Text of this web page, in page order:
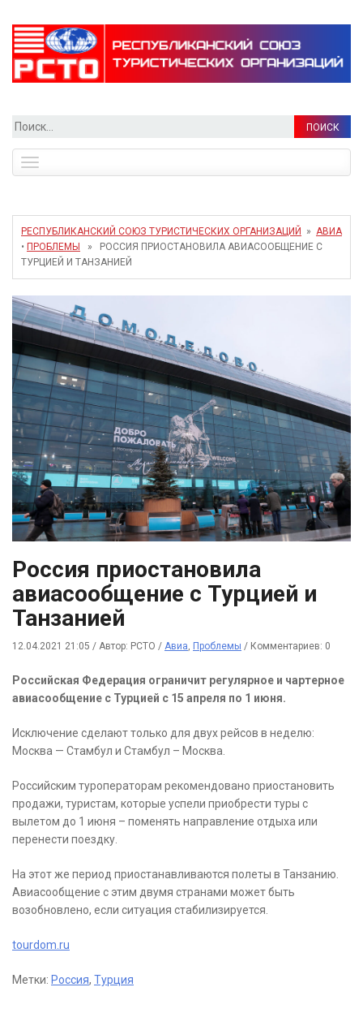
Найти:
navigation
РЕСПУБЛИКАНСКИЙ СОЮЗ ТУРИСТИЧЕСКИХ ОРГАНИЗАЦИЙ » АВИА
• ПРОБЛЕМЫ
» РОССИЯ ПРИОСТАНОВИЛА АВИАСООБЩЕНИЕ С
ТУРЦИЕЙ И ТАНЗАНИЕЙ
Россия приостановила
авиасообщение с Турцией и
Танзанией
12.04.2021 21:05 / Автор: РСТО / Авиа, Проблемы / Комментариев: 0
Российская Федерация ограничит регулярное и чартерное
авиасообщение с Турцией с 15 апреля по 1 июня.
Исключение сделают только для двух рейсов в неделю:
Москва — Стамбул и Стамбул – Москва.
Российским туроператорам рекомендовано приостановить
продажи, туристам, которые успели приобрести туры с
вылетом до 1 июня – поменять направление отдыха или
перенести поездку.
На этот же период приостанавливаются полеты в Танзанию.
Авиасообщение с этим двумя странами может быть
возобновлено, если ситуация стабилизируется.
tourdom.ru
Метки: Россия, Турция